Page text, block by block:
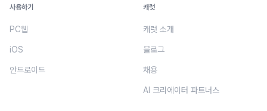
사용하기
PC웹
iOS
안드로이드
캐럿
캐럿 소개
블로그
채용
AI 크리에이터 파트너스